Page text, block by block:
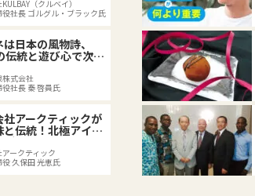
（クルベイ）
社長 ゴルグル・ブラック氏
日本の風物詩、
伝統と遊び心で次世
株式会社
社長 秦 啓員氏
社アークティックが
と伝統！北極アイス
デーの74年の軌跡
ークティック
久保田 光恵氏